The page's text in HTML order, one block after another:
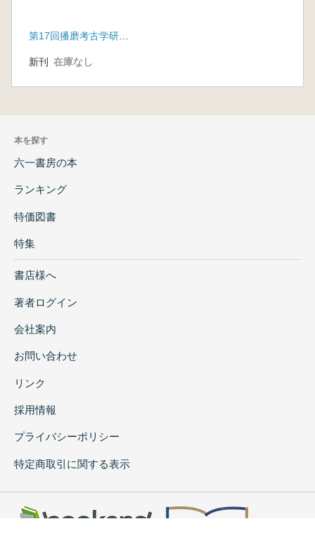
新刊 在庫なし
本を探す
六一書房の本
ランキング
特価図書
特集
書店様へ
著者ログイン
会社案内
お問い合わせ
リンク
採用情報
プライバシーポリシー
特定商取引に関する表示